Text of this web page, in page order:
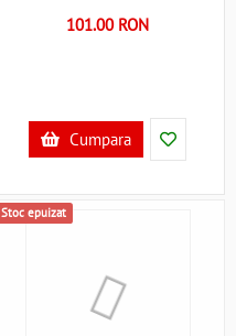
101.00 RON
Cumpara
Stoc epuizat